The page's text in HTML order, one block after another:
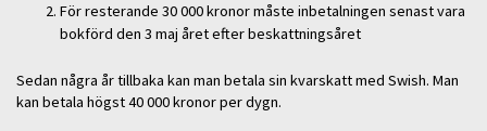
För resterande 30 000 kronor måste inbetalningen senast vara
bokförd den 3 maj året efter beskattningsåret
Sedan några år tillbaka kan man betala sin kvarskatt med Swish. Man
kan betala högst 40 000 kronor per dygn.